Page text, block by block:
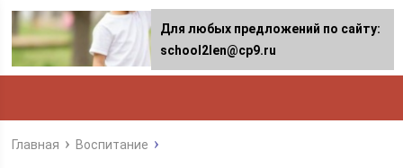
Главная Воспитание
Для любых предложений по сайту:
school2len@cp9.ru